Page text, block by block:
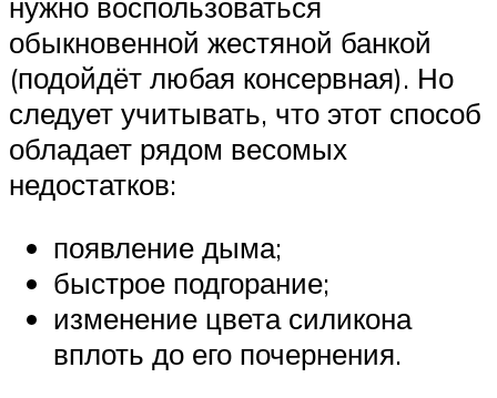
обыкновенной жестяной банкой
(подойдёт любая консервная). Но
следует учитывать, что этот способ
обладает рядом весомых
недостатков:
появление дыма;
быстрое подгорание;
изменение цвета силикона
вплоть до его почернения.